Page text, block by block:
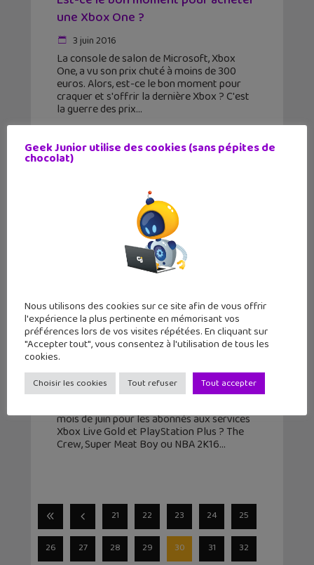
une Xbox One ?
3 juin 2016
La console de salon de Microsoft, Xbox
One, a vu son prix chuté à moins de 300
euros. Alors, est-ce le bon moment pour
craquer et s'offrir la dernière Xbox ? C'est
la guerre des prix
Xbox Live Gold et PlayStation Plus :
les jeux gratuits de juin
1 juin 2016
mois de juin pour les abonnés aux services
Xbox Live Gold et PlayStation Plus ? The
Crew, Super Meat Boy ou NBA 2K16
21 22 23 24 25
26 27 28 29 30 31 32
Geek Junior utilise des cookies (sans pépites de
chocolat)
Nous utilisons des cookies sur ce site afin de vous offrir
l'expérience la plus pertinente en mémorisant vos
préférences lors de vos visites répétées. En cliquant sur
"Accepter tout", vous consentez à l'utilisation de tous les
cookies.
Choisir les cookies Tout refuser Tout accepter